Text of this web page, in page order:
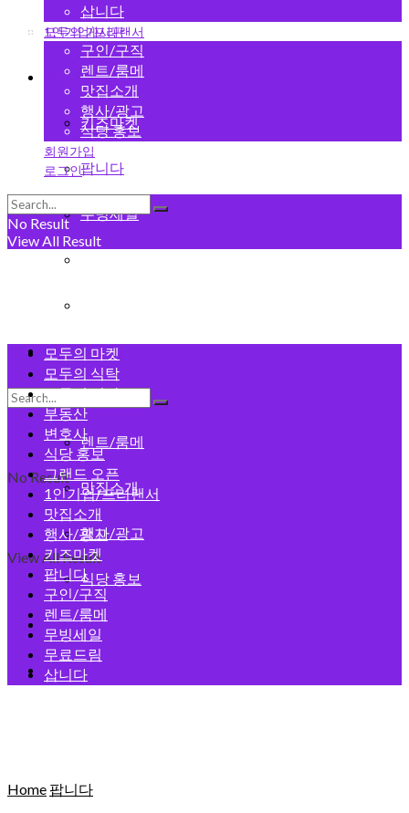
1인기업/프리랜서
중고마켓
키즈마켓
팝니다
무빙세일
모두의 게시판
렌트/룸메
맛집소개
행사/광고
식당 홍보
회원가입
로그인
삽니다
모두의 게시판
구인/구직
렌트/룸메
맛집소개
행사/광고
식당 홍보
회원가입
로그인
No Result
View All Result
No Result
View All Result
모두의 마켓
모두의 식탁
모두의 건강
부동산
변호사
식당 홍보
그랜드 오픈
1인기업/프리랜서
맛집소개
행사/광고
키즈마켓
팝니다
구인/구직
렌트/룸메
무빙세일
무료드림
삽니다
Home 팝니다